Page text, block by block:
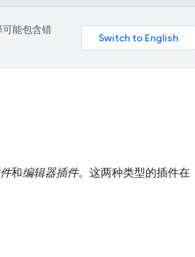
可能包含错
和编辑器插件。这两种类型的插件在